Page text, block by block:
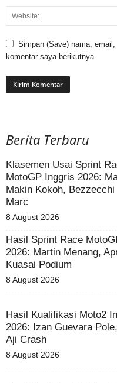
Simpan (Save) nama,
komentar saya berikutnya.
Berita Terbaru
Klasemen Usai Sprint
MotoGP Inggris 2026:
Makin Kokoh, Bezzecchi
Marc
8 August 2026
Hasil Sprint Race
2026: Martin Menang,
Kuasai Podium
8 August 2026
Hasil Kualifikasi Moto2
2026: Izan Guevara
Aji Crash
8 August 2026